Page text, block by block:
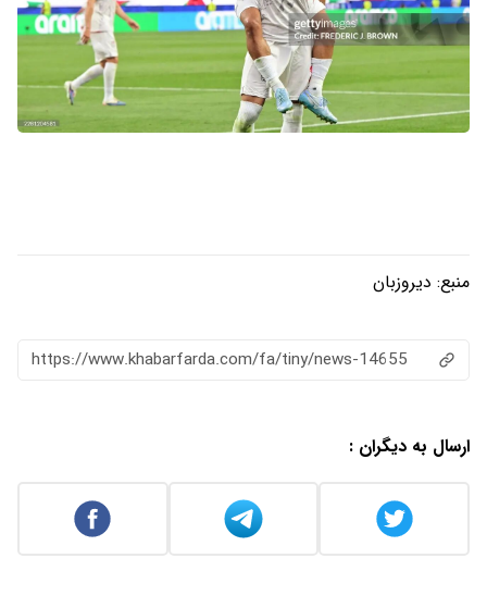
منبع: دیروزبان
https://www.khabarfarda.com/fa/tiny/news-14655
ارسال به دیگران :